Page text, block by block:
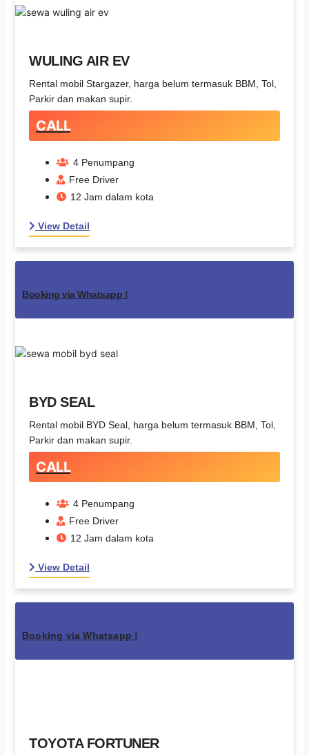
WULING AIR EV
Rental mobil Stargazer, harga belum termasuk BBM, Tol,
Parkir dan makan supir.
CALL
4 Penumpang
Free Driver
12 Jam dalam kota
View Detail
Booking via Whatsapp !
BYD SEAL
Rental mobil BYD Seal, harga belum termasuk BBM, Tol,
Parkir dan makan supir.
CALL
4 Penumpang
Free Driver
12 Jam dalam kota
View Detail
Booking via Whatsapp !
TOYOTA FORTUNER